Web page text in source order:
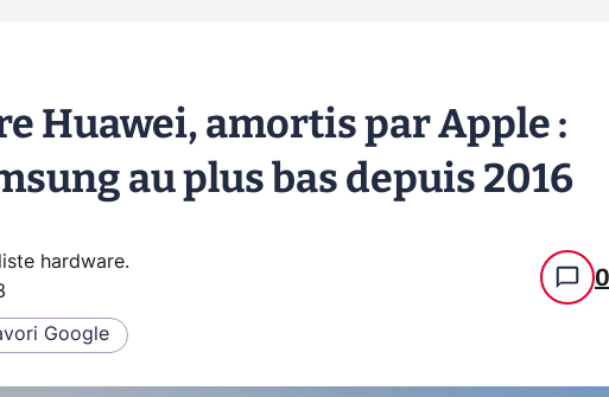
Huawei, amortis par Apple :
au plus bas depuis 2016
hardware.
0
Google